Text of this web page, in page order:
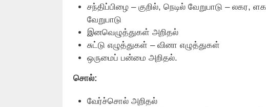
சந்திப்பிழை – குறில்‌, நெடில்‌ வேறுபாடு – லகர,
வேறுபாடு
இனவெழுத்துகள்‌ அறிதல்‌
சுட்டு எழுத்துகள்‌ – வினா எழுத்துகள்‌
ஒருமைப்‌ பன்மை அறிதல்‌.
சொல்‌:
வேர்ச்சொல்‌ அறிதல்‌